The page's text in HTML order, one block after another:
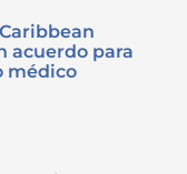
acuerdo para
médico